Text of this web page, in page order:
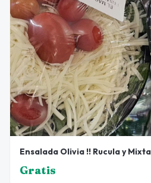
Ensalada Olivia !! Rucula y Mixta
Gratis